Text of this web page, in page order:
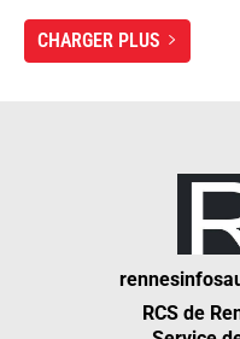
CHARGER PLUS
RCS de